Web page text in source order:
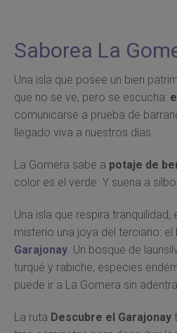
Saborea La
Una isla que posee un bien
que no se ve, pero se escucha:
comunicarse a prueba de
llegado viva a nuestros días.
La Gomera sabe a potaje de
color es el verde. Y suena a silbo.
Una isla que respira tranquilidad,
misterio una joya del terciario: el
Garajonay. Un bosque de
turqué y rabiche, especies
puede ir a La Gomera sin
La ruta Descubre el Garajonay